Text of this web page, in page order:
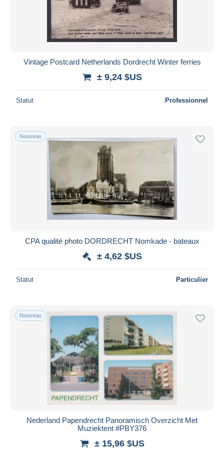
Vintage Postcard Netherlands Dordrecht Winter ferries
± 9,24 $US
Statut Professionnel
Nouveau
CPA qualité photo DORDRECHT Nomkade - bateaux
± 4,62 $US
Statut Particulier
Nouveau
Nederland Papendrecht Panoramisch Overzicht Met
Muziektent #PBY376
± 15,96 $US